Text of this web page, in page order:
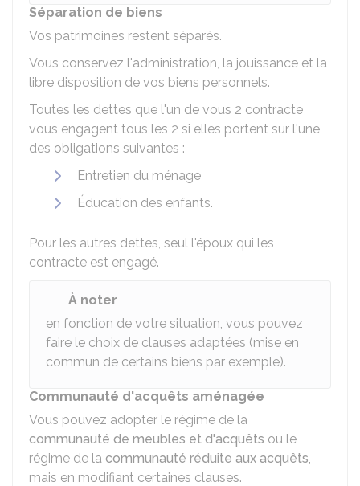
Séparation de biens
Vos patrimoines restent séparés.
Vous conservez l'administration, la jouissance et la
libre disposition de vos biens personnels.
Toutes les dettes que l'un de vous 2 contracte
vous engagent tous les 2 si elles portent sur l'une
des obligations suivantes :
Entretien du ménage
Éducation des enfants.
Pour les autres dettes, seul l'époux qui les
contracte est engagé.
À noter
en fonction de votre situation, vous pouvez
faire le choix de clauses adaptées (mise en
commun de certains biens par exemple).
Communauté d'acquêts aménagée
Vous pouvez adopter le régime de la
communauté de meubles et d'acquêts ou le
régime de la communauté réduite aux acquêts,
mais en modifiant certaines clauses.